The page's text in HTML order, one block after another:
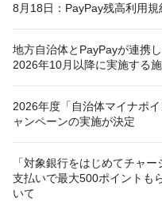
8月18日：PayPay残高利用
地方自治体とPayPayが連携
2026年10月以降に実施する施
2026年度「自治体マイナポ
ャンペーンの実施が決定
「対象銀行をはじめてチャ
支払いで最大500ポイントも
いて